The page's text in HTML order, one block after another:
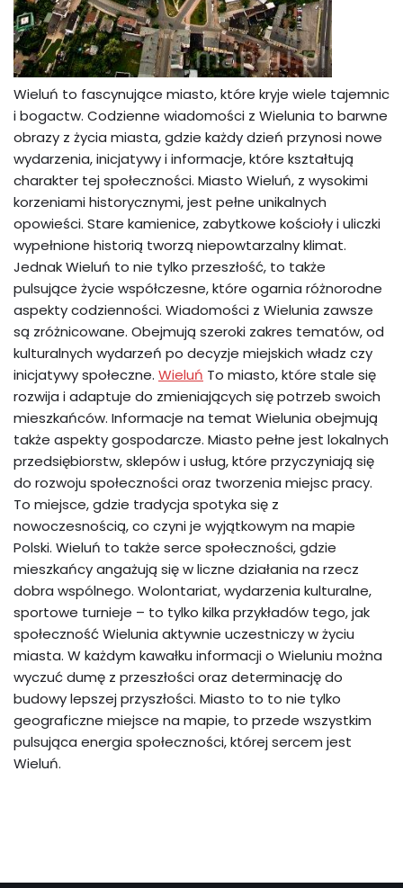
Wieluń to fascynujące miasto, które kryje wiele tajemnic
i bogactw. Codzienne wiadomości z Wielunia to barwne
obrazy z życia miasta, gdzie każdy dzień przynosi nowe
wydarzenia, inicjatywy i informacje, które kształtują
charakter tej społeczności. Miasto Wieluń, z wysokimi
korzeniami historycznymi, jest pełne unikalnych
opowieści. Stare kamienice, zabytkowe kościoły i uliczki
wypełnione historią tworzą niepowtarzalny klimat.
Jednak Wieluń to nie tylko przeszłość, to także
pulsujące życie współczesne, które ogarnia różnorodne
aspekty codzienności. Wiadomości z Wielunia zawsze
są zróżnicowane. Obejmują szeroki zakres tematów, od
kulturalnych wydarzeń po decyzje miejskich władz czy
inicjatywy społeczne. Wieluń To miasto, które stale się
rozwija i adaptuje do zmieniających się potrzeb swoich
mieszkańców. Informacje na temat Wielunia obejmują
także aspekty gospodarcze. Miasto pełne jest lokalnych
przedsiębiorstw, sklepów i usług, które przyczyniają się
do rozwoju społeczności oraz tworzenia miejsc pracy.
To miejsce, gdzie tradycja spotyka się z
nowoczesnością, co czyni je wyjątkowym na mapie
Polski. Wieluń to także serce społeczności, gdzie
mieszkańcy angażują się w liczne działania na rzecz
dobra wspólnego. Wolontariat, wydarzenia kulturalne,
sportowe turnieje – to tylko kilka przykładów tego, jak
społeczność Wielunia aktywnie uczestniczy w życiu
miasta. W każdym kawałku informacji o Wieluniu można
wyczuć dumę z przeszłości oraz determinację do
budowy lepszej przyszłości. Miasto to to nie tylko
geograficzne miejsce na mapie, to przede wszystkim
pulsująca energia społeczności, której sercem jest
Wieluń.